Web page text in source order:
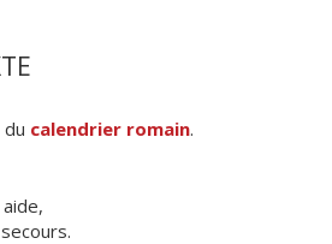
calendrier romain.